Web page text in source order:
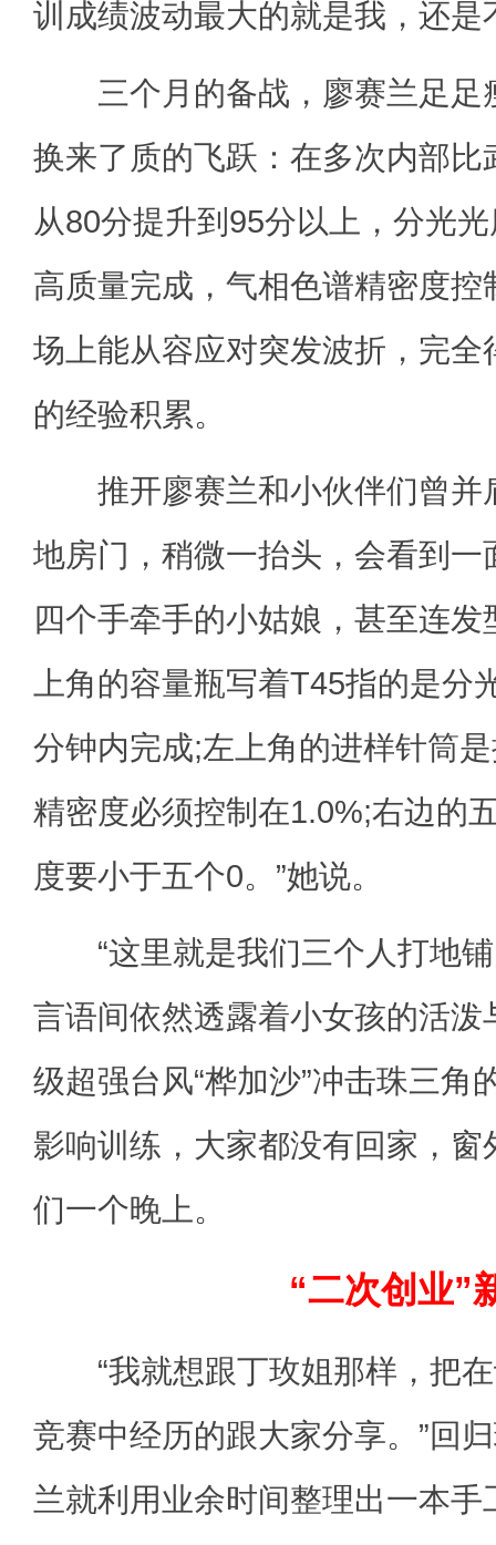
训成绩波动最大的就是我，还是
三个月的备战，廖赛兰足足
换来了质的飞跃：在多次内部比
从80分提升到95分以上，分光
高质量完成，气相色谱精密度控
场上能从容应对突发波折，完全
的经验积累。
推开廖赛兰和小伙伴们曾并
地房门，稍微一抬头，会看到一
四个手牵手的小姑娘，甚至连发
上角的容量瓶写着T45指的是分
分钟内完成;左上角的进样针筒
精密度必须控制在1.0%;右边的
度要小于五个0。”她说。
“这里就是我们三个人打地铺
言语间依然透露着小女孩的活泼
级超强台风“桦加沙”冲击珠三角
影响训练，大家都没有回家，
们一个晚上。
“二次创业”
“我就想跟丁玫姐那样，把在
竞赛中经历的跟大家分享。”回
兰就利用业余时间整理出一本手